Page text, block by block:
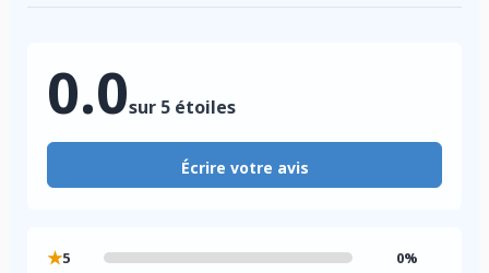
0.0sur 5 étoiles
Écrire votre avis
★5 0%